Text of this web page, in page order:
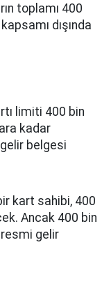
toplamı 400
dışında
limiti 400 bin
kadar
belgesi
kart sahibi, 400
Ancak 400 bin
resmi gelir